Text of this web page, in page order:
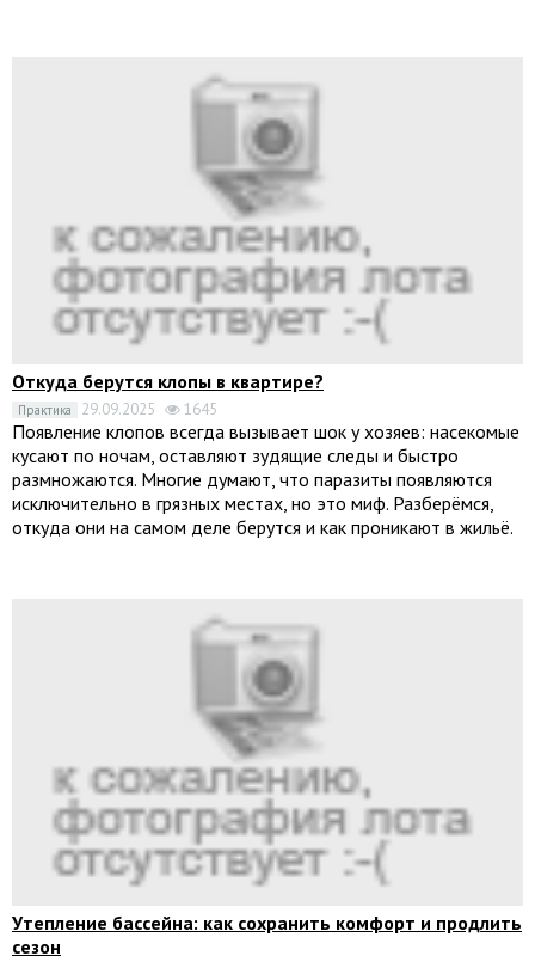
Откуда берутся клопы в квартире?
Практика 29.09.2025 1645
Появление клопов всегда вызывает шок у хозяев: насекомые
кусают по ночам, оставляют зудящие следы и быстро
размножаются. Многие думают, что паразиты появляются
исключительно в грязных местах, но это миф. Разберёмся,
откуда они на самом деле берутся и как проникают в жильё.
Утепление бассейна: как сохранить комфорт и продлить
сезон